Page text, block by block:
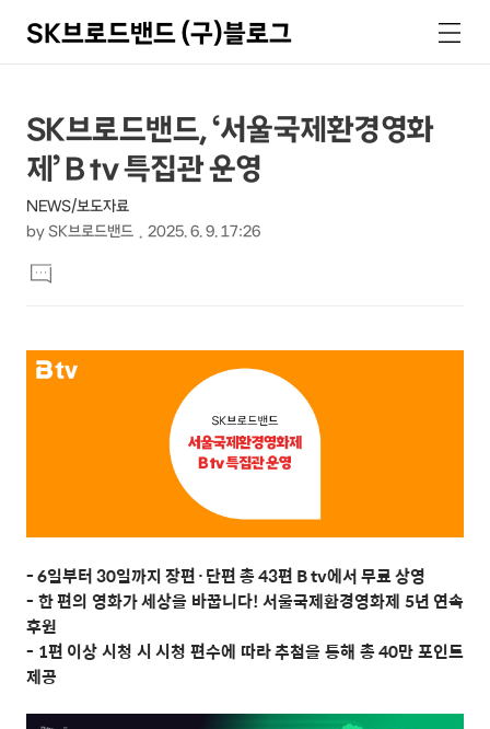
SK브로드밴드 (구)블로그
색
메
뉴
상
세
컨
텐
츠
본
문
제
목
SK브로드밴드, ‘서울국제환경영화
제’ B tv 특집관 운영
NEWS/보도자료
by SK브로드밴드 2025. 6. 9. 17:26
문
댓
글
- 6일부터30일까지 장편·단편 총43편 B tv에서 무료 상영
- 한 편의 영화가 세상을 바꿉니다! 서울국제환경영화제 5년 연속
후원
- 1편 이상 시청 시 시청 편수에 따라 추첨을 통해 총40만 포인트
제공